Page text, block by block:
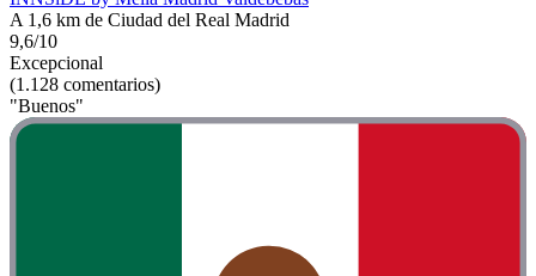
A 1,6 km de Ciudad del Real Madrid
9,6/10
Excepcional
(1.128 comentarios)
"Buenos"